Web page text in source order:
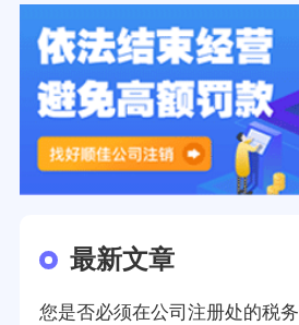
最新文章
您是否必须在公司注册处的税